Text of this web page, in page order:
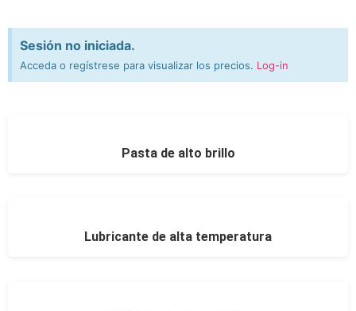
Sesión no iniciada.
Acceda o regístrese para visualizar los precios. Log-in
Pasta de alto brillo
Lubricante de alta temperatura